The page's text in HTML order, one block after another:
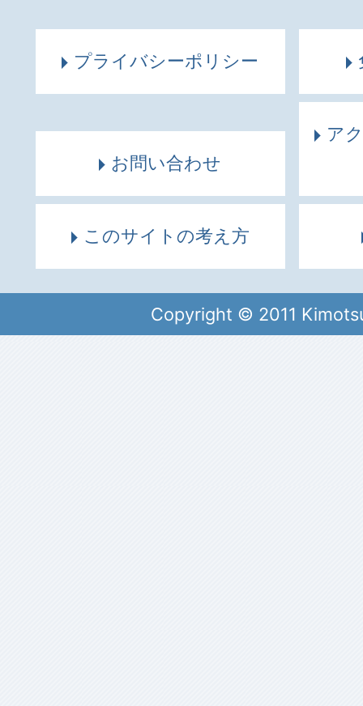
プライバシーポリシー
お問い合わせ
ア
このサイトの考え方
Copyright © 2011